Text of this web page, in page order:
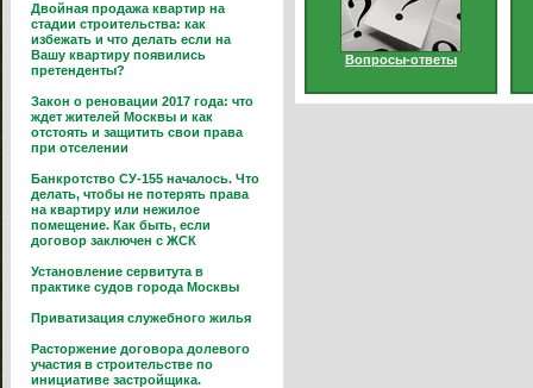
Двойная продажа квартир на
стадии строительства: как
избежать и что делать если на
Вашу квартиру появились
претенденты?
Закон о реновации 2017 года: что
ждет жителей Москвы и как
отстоять и защитить свои права
при отселении
Банкротство СУ-155 началось. Что
делать, чтобы не потерять права
на квартиру или нежилое
помещение. Как быть, если
договор заключен с ЖСК
Установление сервитута в
практике судов города Москвы
Приватизация служебного жилья
Расторжение договора долевого
участия в строительстве по
инициативе застройщика.
Вопросы-ответы